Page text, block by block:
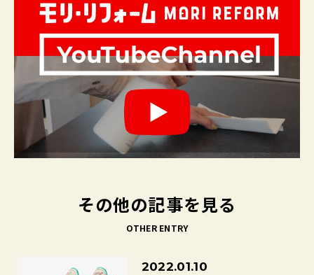
その他の記事を見る
OTHER ENTRY
2022.01.10